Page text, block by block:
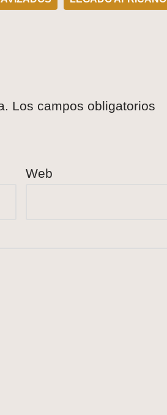
Los campos obligatorios
Web